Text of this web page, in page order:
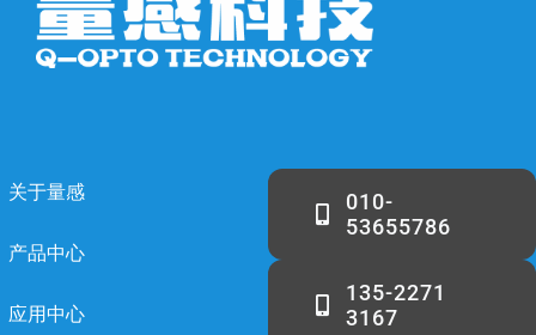
关于量感
产品中心
应用中心
010-
53655786
135-2271
3167